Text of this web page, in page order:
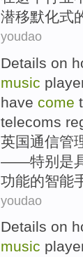
潜移默化式
youdao
Details on
music
have come
telecoms
英国通信管
——特别是
功能的智能
youdao
Details on
music